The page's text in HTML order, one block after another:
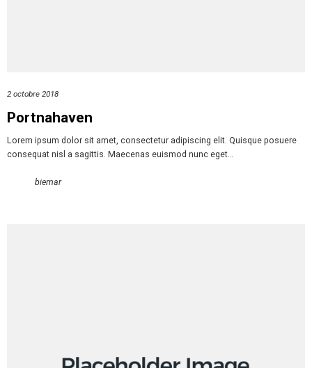
2 octobre 2018
Portnahaven
Lorem ipsum dolor sit amet, consectetur adipiscing elit. Quisque posuere
consequat nisl a sagittis. Maecenas euismod nunc eget…
biemar